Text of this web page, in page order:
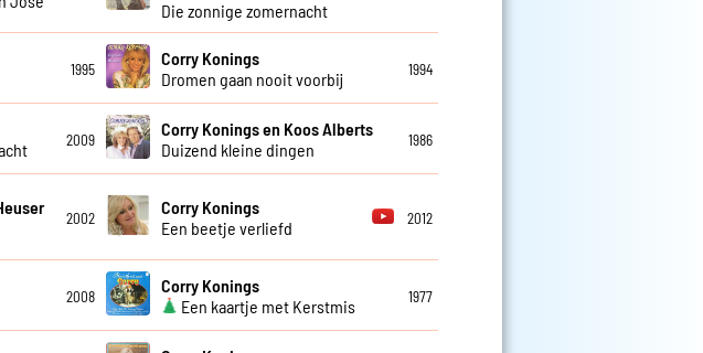
Die zonnige zomernacht
1995
Corry Konings
Dromen gaan nooit voorbij
1994
2009
Corry Konings en Koos Alberts
Duizend kleine dingen
1986
2002
Corry Konings
Een beetje verliefd
2012
2008
Corry Konings
Een kaartje met Kerstmis
1977